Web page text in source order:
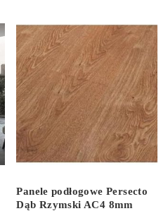
Panele podłogowe Persecto
Dąb Rzymski AC4 8mm